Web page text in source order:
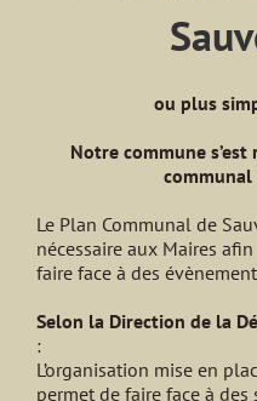
ou plus
Notre commune
communal
Le Plan Communal de
nécessaire aux Maires
faire face à des
Selon la Direction de la
:
L’organisation mise en
permet de faire face à